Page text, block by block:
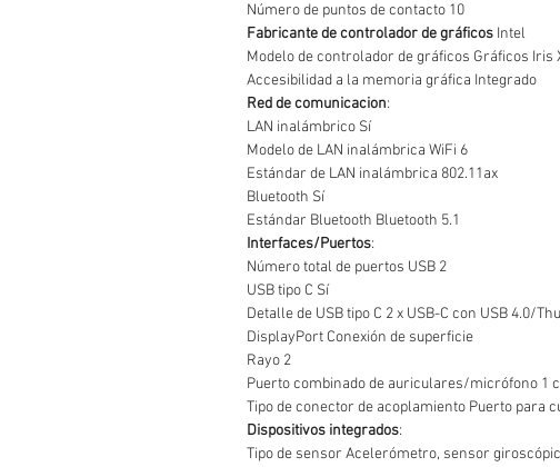
Número de puntos de contacto 10
Fabricante de controlador de gráficos Intel
Modelo de controlador de gráficos Gráficos Iris
Accesibilidad a la memoria gráfica Integrado
Red de comunicacion:
LAN inalámbrico Sí
Modelo de LAN inalámbrica WiFi 6
Estándar de LAN inalámbrica 802.11ax
Bluetooth Sí
Estándar Bluetooth Bluetooth 5.1
Interfaces/Puertos:
Número total de puertos USB 2
USB tipo C Sí
Detalle de USB tipo C 2 x USB-C con USB 4.0/
DisplayPort Conexión de superficie
Rayo 2
Puerto combinado de auriculares/micrófono 1
Tipo de conector de acoplamiento Puerto para
Dispositivos integrados:
Tipo de sensor Acelerómetro, sensor